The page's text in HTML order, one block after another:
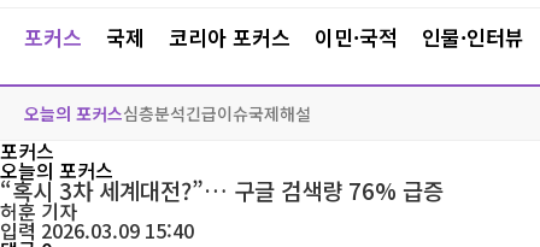
포커스 국제 코리아 포커스 이민·국적 인물·인터뷰
오늘의 포커스심층분석긴급이슈국제해설
포커스
오늘의 포커스
“혹시 3차 세계대전?”… 구글 검색량 76% 급증
허훈 기자
입력 2026.03.09 15:40